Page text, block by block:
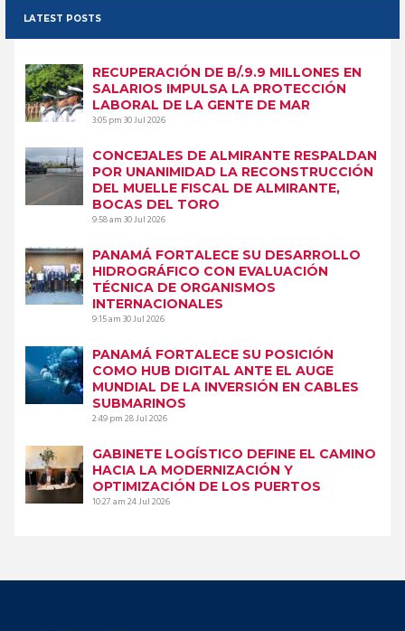
LATEST POSTS
RECUPERACIÓN DE B/.9.9 MILLONES EN
SALARIOS IMPULSA LA PROTECCIÓN
LABORAL DE LA GENTE DE MAR
3:05 pm30 Jul 2026
CONCEJALES DE ALMIRANTE RESPALDAN
POR UNANIMIDAD LA RECONSTRUCCIÓN
DEL MUELLE FISCAL DE ALMIRANTE,
BOCAS DEL TORO
9:58 am30 Jul 2026
PANAMÁ FORTALECE SU DESARROLLO
HIDROGRÁFICO CON EVALUACIÓN
TÉCNICA DE ORGANISMOS
INTERNACIONALES
9:15 am30 Jul 2026
PANAMÁ FORTALECE SU POSICIÓN
COMO HUB DIGITAL ANTE EL AUGE
MUNDIAL DE LA INVERSIÓN EN CABLES
SUBMARINOS
2:49 pm28 Jul 2026
GABINETE LOGÍSTICO DEFINE EL CAMINO
HACIA LA MODERNIZACIÓN Y
OPTIMIZACIÓN DE LOS PUERTOS
10:27 am24 Jul 2026